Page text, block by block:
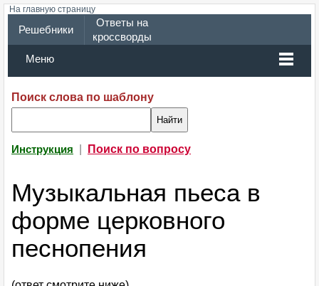
На главную страницу
Решебники
Ответы на
кроссворды
Меню
Поиск слова по шаблону
Инструкция Поиск по вопросу
Музыкальная пьеса в
форме церковного
песнопения